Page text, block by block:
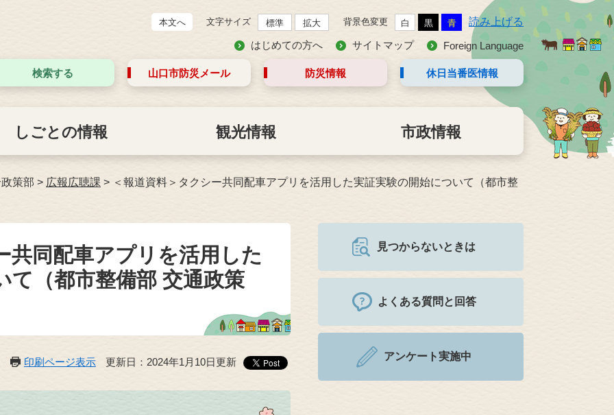
本文へ 文字サイズ 標準 拡大 背景色変更 白 黒 青 読み上げる
はじめての方へ サイトマップ Foreign Language
検索する 山口市防災 メール 防災情報 休日当番医情報
しごとの情報 観光情報 市政情報
策部 > 広報広聴課 > ＜報道資料＞タクシー共同配車アプリを活用した実証実験の開始について（都市整
共同配車アプリを活用した
て（都市整備部 交通政策
印刷ページ表示 更新日：2024年1月10日更新
見つからないときは
よくある質問と回答
アンケート実施中